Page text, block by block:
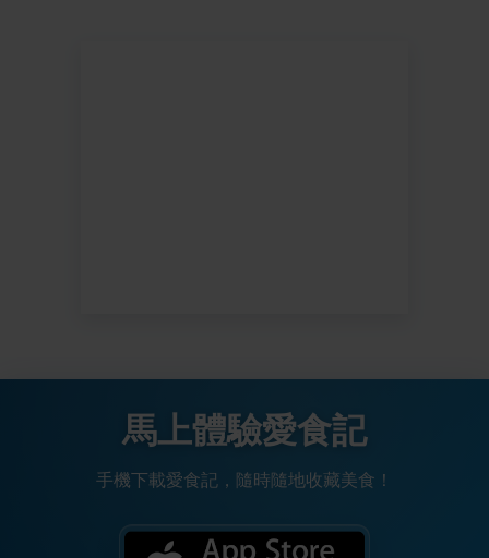
馬上體驗愛食記
手機下載愛食記，隨時隨地收藏美食！